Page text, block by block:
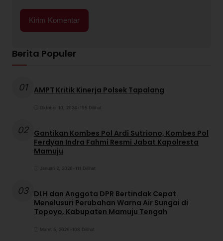
Berita Populer
01 AMPT Kritik Kinerja Polsek Tapalang
Oktober 10, 2024 195 Dilihat
02 Gantikan Kombes Pol Ardi Sutriono, Kombes Pol
Ferdyan Indra Fahmi Resmi Jabat Kapolresta
Mamuju
Januari 2, 2026 111 Dilihat
03 DLH dan Anggota DPR Bertindak Cepat
Menelusuri Perubahan Warna Air Sungai di
Topoyo, Kabupaten Mamuju Tengah
Maret 5, 2026 108 Dilihat